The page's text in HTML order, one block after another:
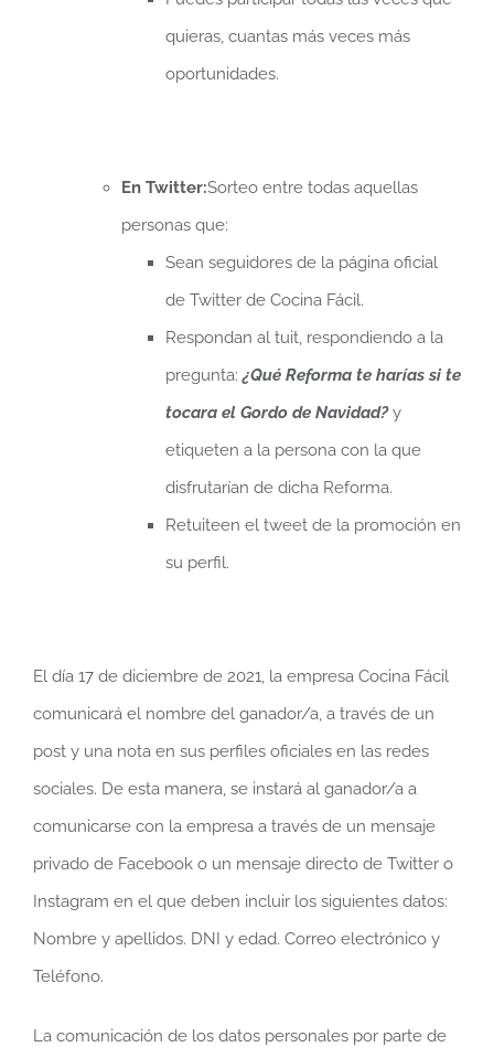
quieras, cuantas más veces más
oportunidades.
En Twitter:Sorteo entre todas aquellas
personas que:
Sean seguidores de la página oficial
de Twitter de Cocina Fácil.
Respondan al tuit, respondiendo a la
pregunta: ¿Qué Reforma te harías si te
tocara el Gordo de Navidad?y
etiqueten a la persona con la que
disfrutarían de dicha Reforma.
Retuiteen el tweet de la promoción en
su perfil.
El día 17 de diciembre de 2021, la empresa Cocina Fácil
comunicará el nombre del ganador/a, a través de un
post y una nota en sus perfiles oficiales en las redes
sociales. De esta manera, se instará al ganador/a a
comunicarse con la empresa a través de un mensaje
privado de Facebook o un mensaje directo de Twitter o
Instagram en el que deben incluir los siguientes datos:
Nombre y apellidos. DNI y edad. Correo electrónico y
Teléfono.
La comunicación de los datos personales por parte de